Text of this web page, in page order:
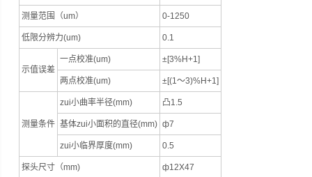
测量范围（um） 0-1250
低限分辨力(um) 0.1
示值误差
一点校准(um) ±[3%H+1]
两点校准(um) ±[(1～3)%H+1]
测量条件
zui小曲率半径(mm) 凸1.5
基体zui小面积的直径(mm) ф7
zui小临界厚度(mm) 0.5
探头尺寸（mm) ф12X47